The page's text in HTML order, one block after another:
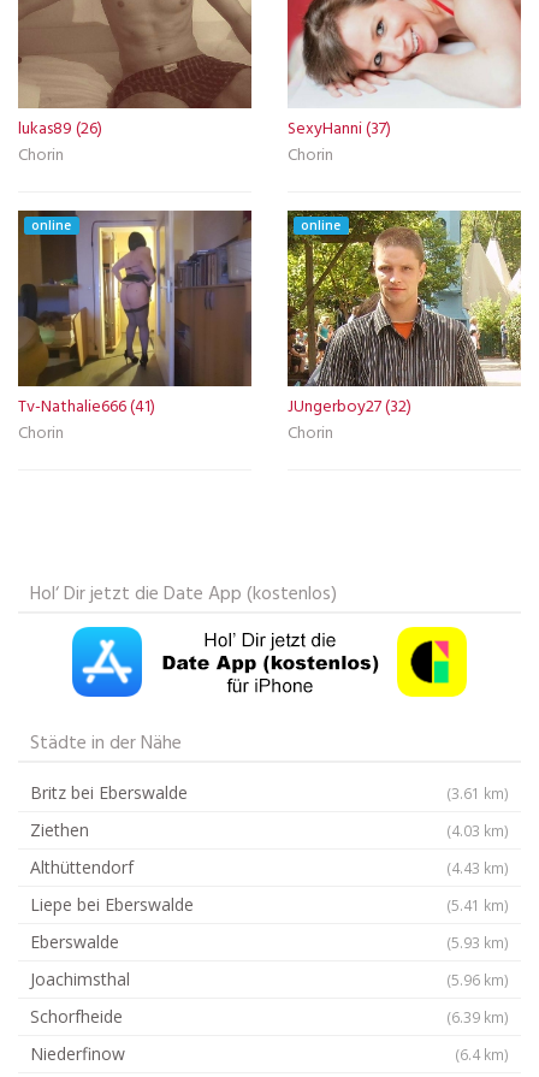
lukas89 (26)
Chorin
SexyHanni (37)
Chorin
online
Tv-Nathalie666 (41)
Chorin
online
JUngerboy27 (32)
Chorin
Hol‘ Dir jetzt die Date App (kostenlos)
Städte in der Nähe
Britz bei Eberswalde (3.61 km)
Ziethen (4.03 km)
Althüttendorf (4.43 km)
Liepe bei Eberswalde (5.41 km)
Eberswalde (5.93 km)
Joachimsthal (5.96 km)
Schorfheide (6.39 km)
Niederfinow (6.4 km)